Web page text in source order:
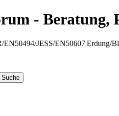
-
JESS/EN50607|Erdung/